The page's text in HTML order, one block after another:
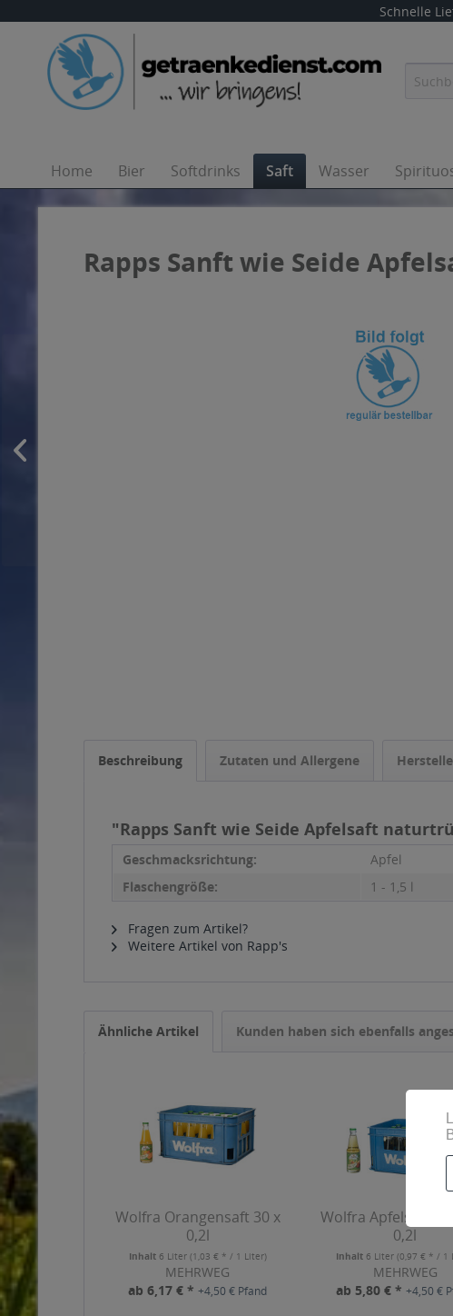
Schnelle
Home Bier Softdrinks Saft Wasser
Rapps Sanft wie Seide
Beschreibung Zutaten und Allergene
"Rapps Sanft wie Seide Apfelsaft
Geschmacksrichtung:
Apfel
Flaschengröße:
1 - 1,5 l
Fragen zum Artikel?
Weitere Artikel von Rapp's
Ähnliche Artikel Kunden haben sich ebenfalls
Wolfra Orangensaft 30 x
0,2l
Inhalt 6 Liter (1,03 € * / 1 Liter)
MEHRWEG
ab 6,17 € *+4,50 € Pfand
Wolfra Apfelsaft klar
0,2l
Inhalt 6 Liter(0,97 € * / 1
MEHRWEG
ab 5,80 € * +4,50 €